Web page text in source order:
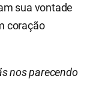
sua vontade
coração
nos parecendo